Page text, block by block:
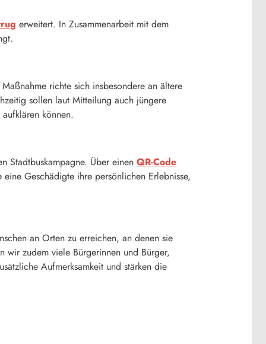
erweitert. In Zusammenarbeit mit dem
richte sich insbesondere an ältere
sollen laut Mitteilung auch jüngere
können.
Stadtbuskampagne. Über einen QR-Code
Geschädigte ihre persönlichen Erlebnisse,
an Orten zu erreichen, an denen sie
wir zudem viele Bürgerinnen und Bürger,
Aufmerksamkeit und stärken die